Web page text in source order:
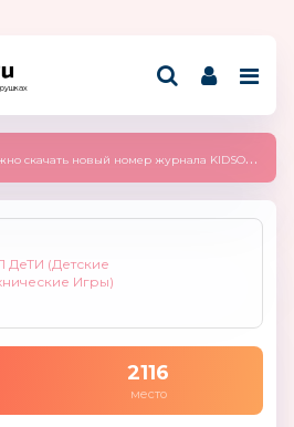
новый номер журнала KIDSOBOZ 2025 (сентябрь)
ДеТИ (Детские
Игры)
2116
место